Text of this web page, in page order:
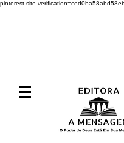
pinterest-site-